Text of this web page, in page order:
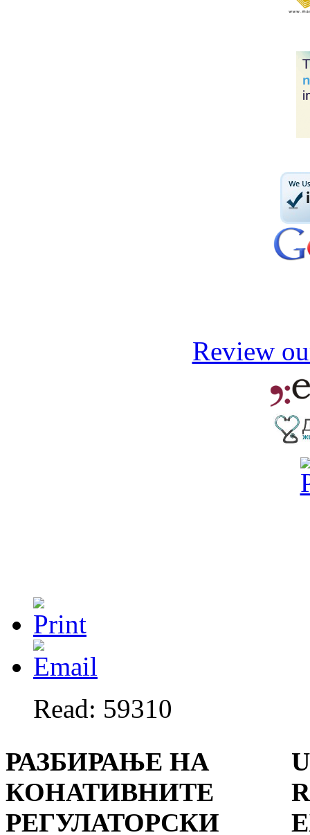
Review
Read: 59310
РАЗБИРАЊЕ НА
КОНАТИВНИТЕ
РЕГУЛАТОРСКИ